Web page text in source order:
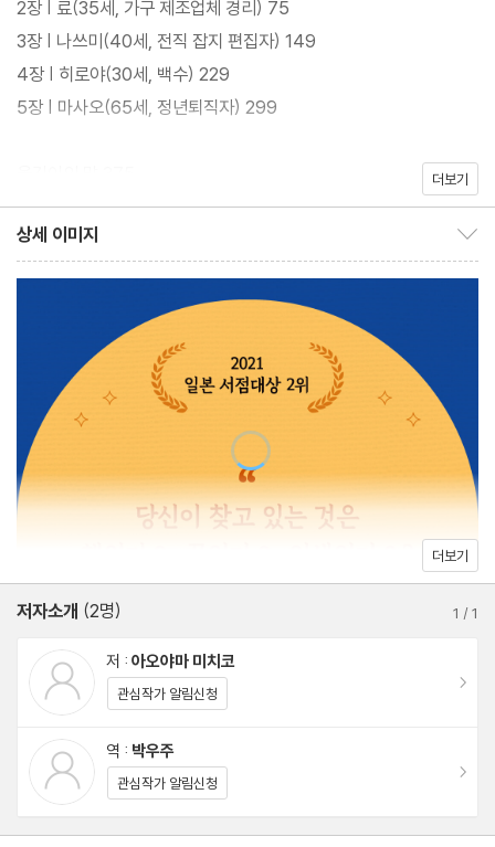
치코의 시선을 따라가다 보면, 미처 잊고 살았던 우리 마음속의 불씨
를 발견하게 된다. 일과 삶 사이의 균형을 맞추지 못해 휘청이는 사
람들에게 위로의 인사와 응원의 악수를 건네는 사서 고마치 씨의 태
2장 | 료(35세, 가구 제조업체 경리) 75
3장 | 나쓰미(40세, 전직 잡지 편집자) 149
4장 | 히로야(30세, 백수) 229
5장 | 마사오(65세, 정년퇴직자) 299
더보기
상세 이미지
더보기
저자소개 (2명) 1 /1
저 : 아오야마 미치코
관심작가 알림신청
역 : 박우주
관심작가 알림신청